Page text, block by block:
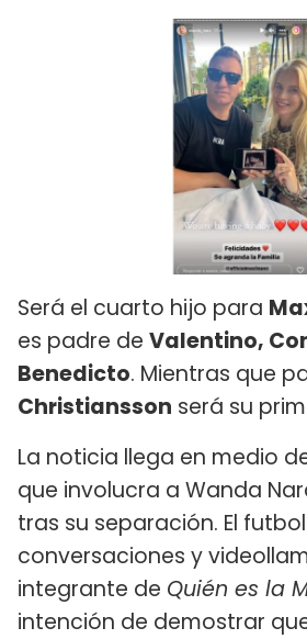
Será el cuarto hijo para
es padre de Valentino,
Benedicto. Mientras que
Christiansson será su
La noticia llega en medio
que involucra a Wanda
tras su separación. El
conversaciones y
integrante de Quién es la
intención de demostrar